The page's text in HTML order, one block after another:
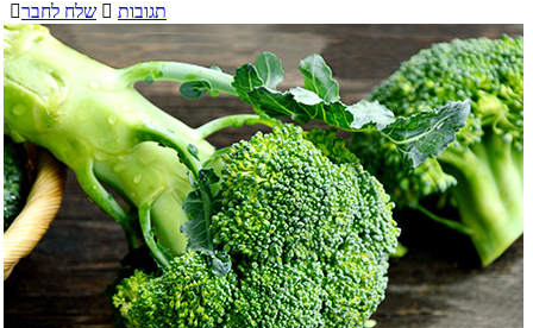
שלח לחבר  תגובות